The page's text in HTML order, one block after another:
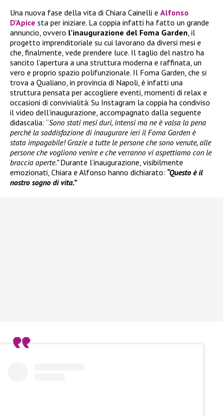
Una nuova fase della vita di Chiara Cainelli e Alfonso
D’Apice sta per iniziare. La coppia infatti ha fatto un grande
annuncio, ovvero l’inaugurazione del Foma Garden , il
progetto imprenditoriale su cui lavorano da diversi mesi e
che, finalmente, vede prendere luce. Il taglio del nastro ha
sancito l’apertura a una struttura moderna e raffinata, un
vero e proprio spazio polifunzionale. Il Foma Garden, che si
trova a Qualiano, in provincia di Napoli, è infatti una
struttura pensata per accogliere eventi, momenti di relax e
occasioni di convivialità. Su Instagram la coppia ha condiviso
il video dell’inaugurazione, accompagnato dalla seguente
didascalia: “Sono stati mesi duri, intensi ma ne è valsa la pena
perché la soddisfazione di inaugurare ieri il Foma Garden è
stata impagabile! Grazie a tutte le persone che sono venute, alle
persone che vogliono venire e che verranno vi aspettiamo con le
braccia aperte.”Durante l’inaugurazione, visibilmente
emozionati, Chiara e Alfonso hanno dichiarato: “Questo è il
nostro sogno di vita.”